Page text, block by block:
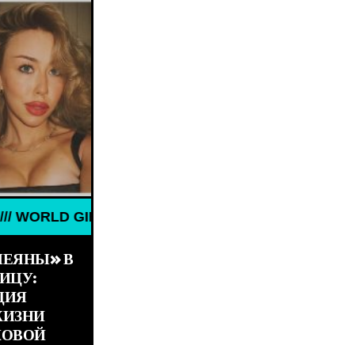
ДЕВУШКИ ЗНАМЕНИТОСТИ /// WORLD
В